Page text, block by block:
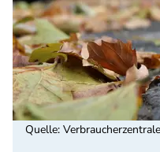
Quelle: